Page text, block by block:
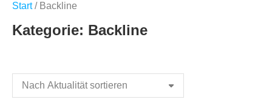
Start/ Backline
Kategorie: Backline